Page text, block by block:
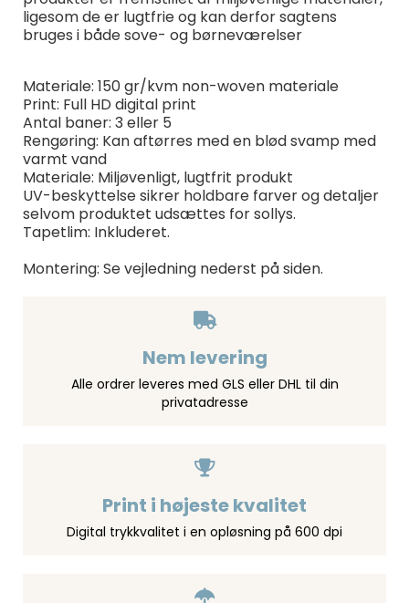
ligesom de er lugtfrie og kan derfor sagtens
bruges i både sove- og børneværelser
Materiale: 150 gr/kvm non-woven materiale
Print: Full HD digital print
Antal baner: 3 eller 5
Rengøring: Kan aftørres med en blød svamp med
varmt vand
Materiale: Miljøvenligt, lugtfrit produkt
UV-beskyttelse sikrer holdbare farver og detaljer
selvom produktet udsættes for sollys.
Tapetlim: Inkluderet.
Montering: Se vejledning nederst på siden.
Nem levering
Alle ordrer leveres med GLS eller DHL til din
privatadresse
Print i højeste kvalitet
Digital trykkvalitet i en opløsning på 600 dpi